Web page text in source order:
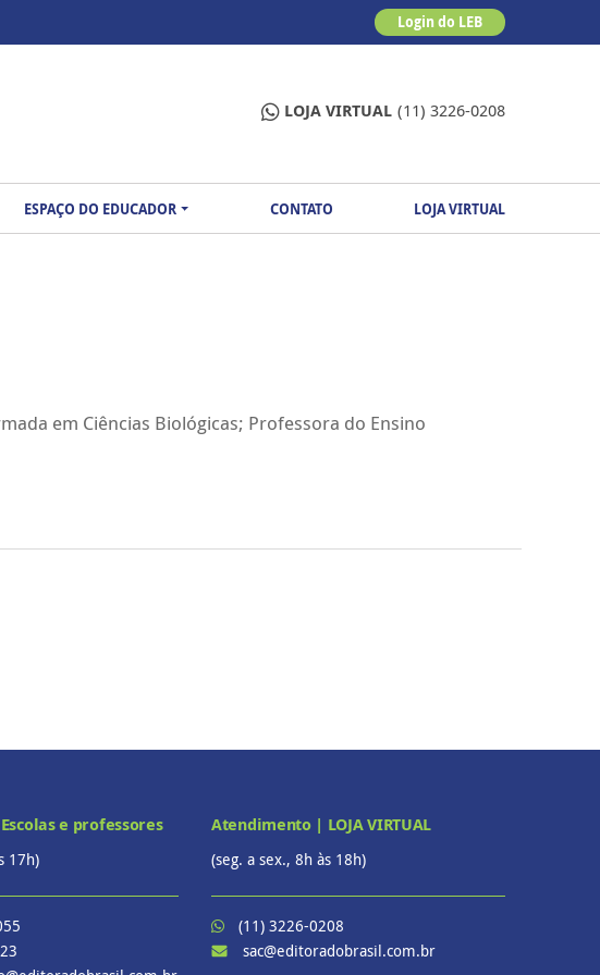
Login do LEB
LOJA VIRTUAL (11) 3226-0208
ESPAÇO DO EDUCADOR CONTATO LOJA VIRTUAL
em Ciências Biológicas; Professora do Ensino
e professores
17h)
Atendimento | LOJA VIRTUAL
(seg. a sex., 8h às 18h)
(11) 3226-0208
sac@editoradobrasil.com.br